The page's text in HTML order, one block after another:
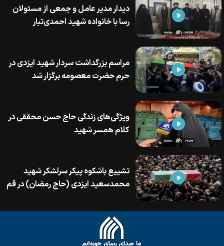
دیدار مدیر عامل و جمعی از مسئولان
رسا با خانواده شهید احمدی‌تبار
مراسم بزرگداشت سردار شهید ایزدی در
حرم حضرت معصومه برگزار شد
ویژگی‌های زندگی حاج حسن محققی در
کلام همسر شهید
تشییع باشکوه پیکر سرلشکر شهید
محمدسعید ایزدی (حاج رمضان) در قم